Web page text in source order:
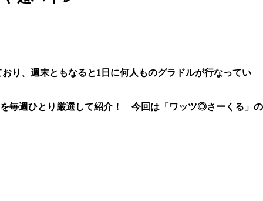
り、週末ともなると1日に何人ものグラドルが行なってい
毎週ひとり厳選して紹介！ 今回は「ワッツ◎さーくる」の